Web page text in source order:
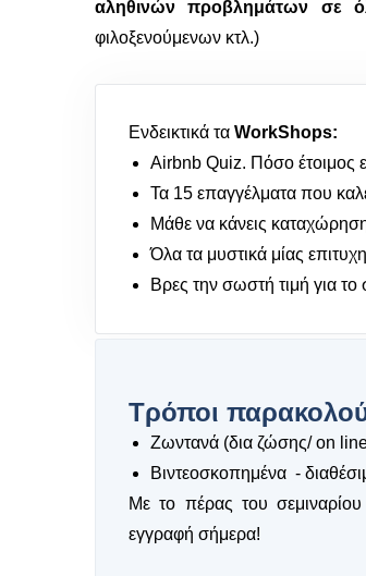
αληθινών προβλημάτων
σε
φιλοξενούμενων κτλ.)
Ενδεικτικά τα WorkShops:
Airbnb Quiz. Πόσο έτοιμος
Τα 15 επαγγέλματα που
Μάθε να κάνεις
Όλα τα μυστικά μίας
Βρες την σωστή τιμή για το
Τρόποι
Ζωντανά (δια ζώσης/ on
Βιντεοσκοπημένα -
Με το πέρας του
εγγραφή σήμερα!